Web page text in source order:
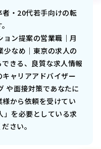
・20代若手向けの転
ョン提案の営業職｜月
少なめ│東京の求人の
きる、良質な求人情報
ャリアアドバイザー
や面接対策であなたに
から依頼を受けてい
」を必要としている求
さい。